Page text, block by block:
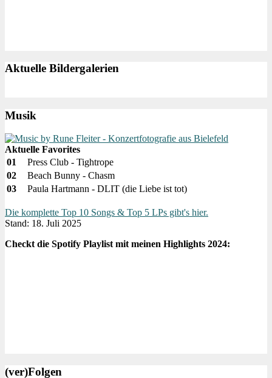
Aktuelle Bildergalerien
Musik
Aktuelle Favorites
01
Press Club - Tightrope
02
Beach Bunny - Chasm
03
Paula Hartmann - DLIT (die Liebe ist tot)
Die komplette Top 10 Songs & Top 5 LPs gibt's hier.
Stand: 18. Juli 2025
Checkt die Spotify Playlist mit meinen Highlights 2024:
(ver)Folgen